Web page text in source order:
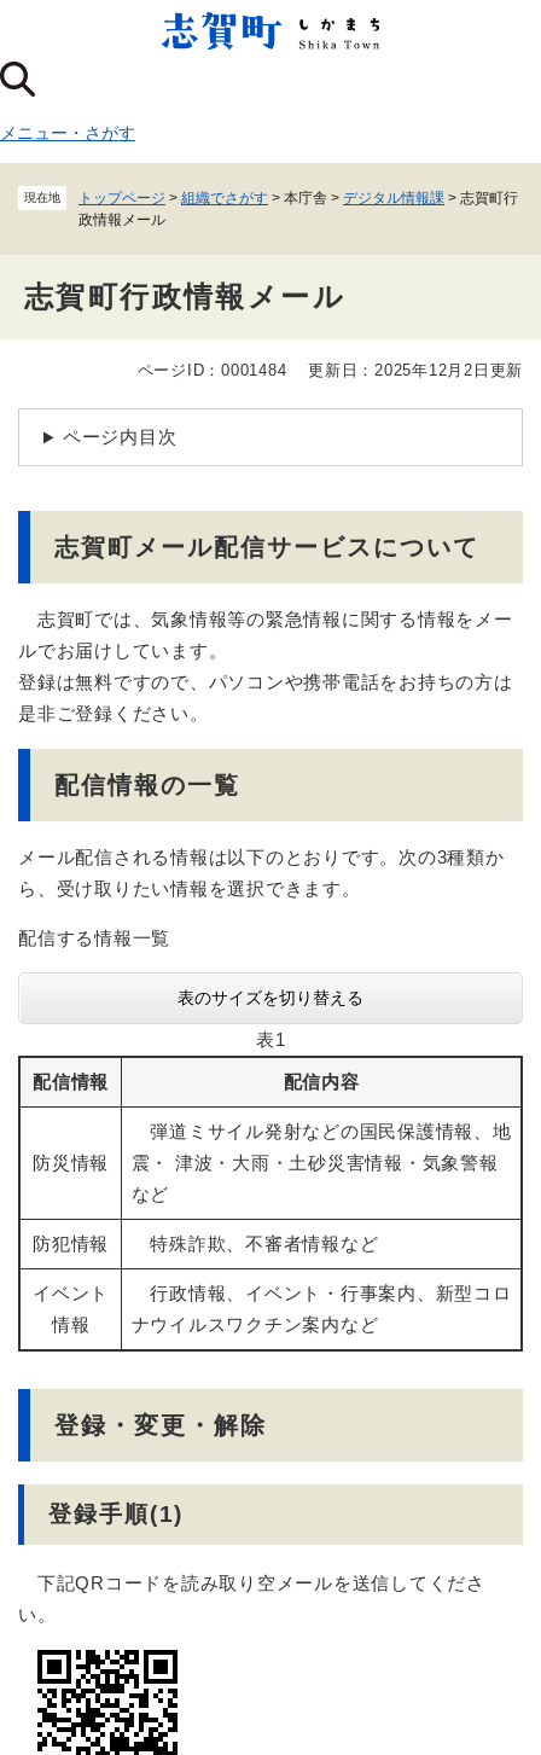
ジ
の
頭
で
メニューを飛ばして本文へ
メニュー ・ さがす
現在地 トップページ > 組織でさがす > 本庁舎 > デジタル情報課 > 志賀町行
政情報メール
志賀町行政情報メール
文
ページID：0001484 更新日：2025年12月2日更新
ページ内目次
志賀町メール配信サービスについて
志賀町では、気象情報等の緊急情報に関する情報をメー
ルでお届けしています。
登録は無料ですので、パソコンや携帯電話をお持ちの方は
是非ご登録ください。
配信情報の一覧
メール配信される情報は以下のとおりです。次の3種類か
ら、受け取りたい情報を選択できます。
配信する情報一覧
表のサイズを切り替える
表1
配信情報 配信内容
防災情報
弾道ミサイル発射などの国民保護情報、地
震・ 津波・大雨・土砂災害情報・気象警報
など
防犯情報 特殊詐欺、不審者情報など
イベント
情報
行政情報、イベント・行事案内、新型コロ
ナウイルスワクチン案内など
登録・変更・解除
登録手順(1)
下記QRコードを読み取り空メールを送信してくださ
い。